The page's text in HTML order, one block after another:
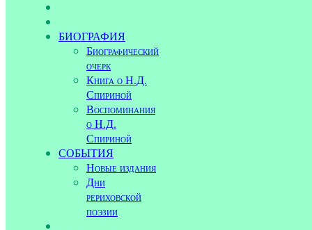
БИОГРАФИЯ
Биографический
очерк
Книга о Н.Д.
Спириной
Воспоминания
о Н.Д.
Спириной
СОБЫТИЯ
Новые издания
Дни
рериховской
поэзии